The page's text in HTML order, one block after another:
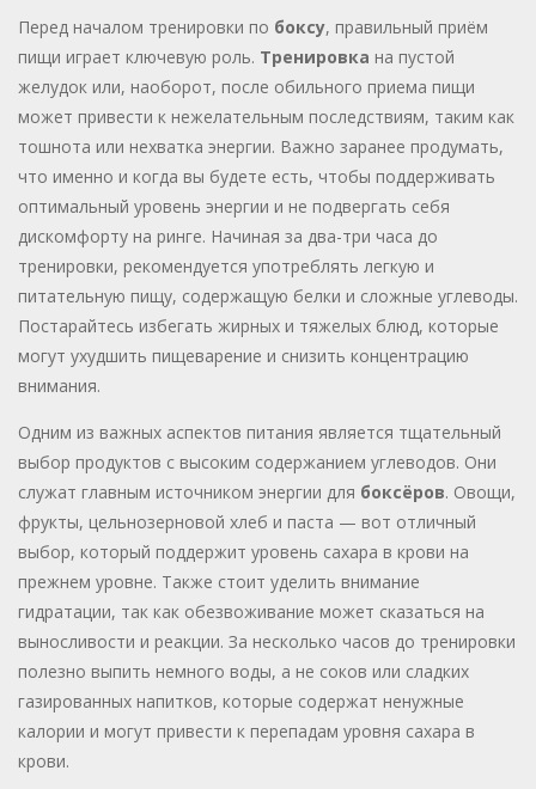
Перед началом тренировки по боксу, правильный приём
пищи играет ключевую роль. Тренировка на пустой
желудок или, наоборот, после обильного приема пищи
может привести к нежелательным последствиям, таким как
тошнота или нехватка энергии. Важно заранее продумать,
что именно и когда вы будете есть, чтобы поддерживать
оптимальный уровень энергии и не подвергать себя
дискомфорту на ринге. Начиная за два-три часа до
тренировки, рекомендуется употреблять легкую и
питательную пищу, содержащую белки и сложные углеводы.
Постарайтесь избегать жирных и тяжелых блюд, которые
могут ухудшить пищеварение и снизить концентрацию
внимания.
Одним из важных аспектов питания является тщательный
выбор продуктов с высоким содержанием углеводов. Они
служат главным источником энергии для боксёров. Овощи,
фрукты, цельнозерновой хлеб и паста — вот отличный
выбор, который поддержит уровень сахара в крови на
прежнем уровне. Также стоит уделить внимание
гидратации, так как обезвоживание может сказаться на
выносливости и реакции. За несколько часов до тренировки
полезно выпить немного воды, а не соков или сладких
газированных напитков, которые содержат ненужные
калории и могут привести к перепадам уровня сахара в
крови.